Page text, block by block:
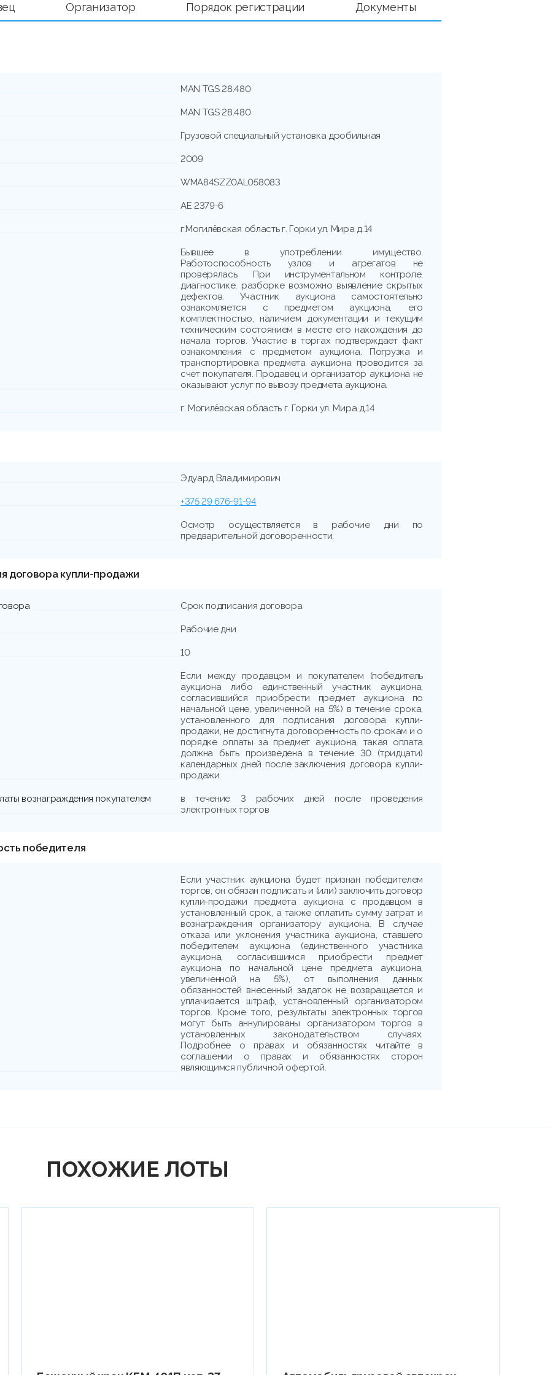
Организатор Порядок регистрации Документы
MAN TGS 28.480
MAN TGS 28.480
Грузовой специальный установка дробильная
2009
WMA84SZZ0AL058083
АЕ 2379-6
г.Могилёвская область г. Горки ул. Мира д.14
Бывшее в употреблении имущество.
Работоспособность узлов и агрегатов не
проверялась. При инструментальном контроле,
диагностике, разборке возможно выявление скрытых
дефектов. Участник аукциона самостоятельно
ознакомляется с предметом аукциона, его
комплектностью, наличием документации и текущим
техническим состоянием в месте его нахождения до
начала торгов. Участие в торгах подтверждает факт
ознакомления с предметом аукциона. Погрузка и
транспортировка предмета аукциона проводится за
счет покупателя. Продавец и организатор аукциона не
оказывают услуг по вывозу предмета аукциона.
г. Могилёвская область г. Горки ул. Мира д.14
Эдуард Владимирович
+375 29 676-91-94
Осмотр осуществляется в рабочие дни по
предварительной договоренности.
договора купли-продажи
Срок подписания договора
Рабочие дни
10
Если между продавцом и покупателем (победитель
аукциона либо единственный участник аукциона,
согласившийся приобрести предмет аукциона по
начальной цене, увеличенной на 5%) в течение срока,
установленного для подписания договора купли-
продажи, не достигнута договоренность по срокам и о
порядке оплаты за предмет аукциона, такая оплата
должна быть произведена в течение 30 (тридцати)
календарных дней после заключения договора купли-
продажи.
вознаграждения покупателем
в течение 3 рабочих дней после проведения
электронных торгов
победителя
Если участник аукциона будет признан победителем
торгов, он обязан подписать и (или) заключить договор
купли-продажи предмета аукциона с продавцом в
установленный срок, а также оплатить сумму затрат и
вознаграждения организатору аукциона. В случае
отказа или уклонения участника аукциона, ставшего
победителем аукциона (единственного участника
аукциона, согласившимся приобрести предмет
аукциона по начальной цене предмета аукциона,
увеличенной на 5%), от выполнения данных
обязанностей внесенный задаток не возвращается и
уплачивается штраф, установленный организатором
торгов. Кроме того, результаты электронных торгов
могут быть аннулированы организатором торгов в
установленных законодательством случаях.
Подробнее о правах и обязанностях читайте в
соглашении о правах и обязанностях сторон
являющимся публичной офертой.
ПОХОЖИЕ ЛОТЫ